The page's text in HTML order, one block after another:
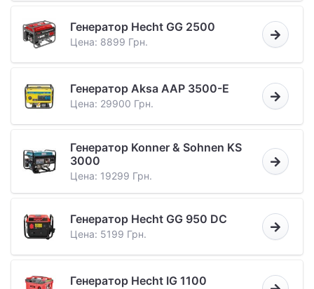
Генератор Hecht GG 2500
Цена: 8899 Грн.
Генератор Aksa AAP 3500-Е
Цена: 29900 Грн.
Генератор Konner & Sohnen KS
3000
Цена: 19299 Грн.
Генератор Hecht GG 950 DC
Цена: 5199 Грн.
Генератор Hecht IG 1100